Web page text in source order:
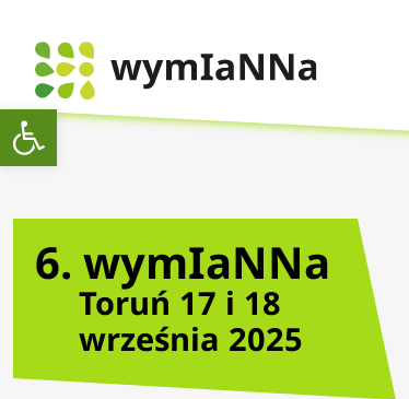
Otwórz pasek narzędzi
6. wymIaNNa
Toruń 17 i 18
września 2025